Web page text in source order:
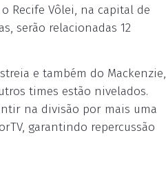
Recife Vôlei, na capital de
serão relacionadas 12
e também do Mackenzie,
times estão nivelados.
na divisão por mais uma
garantindo repercussão